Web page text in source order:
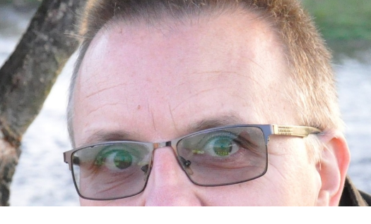
PesText 2021
PesText 2022
PesText 2024
PesText 2025
HNB
Eronim Mox szakácskönyve
Spoiler